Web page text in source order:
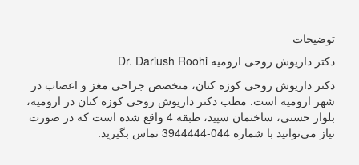
توضیحات
دکتر داریوش روحی ارومیه Dr. Dariush Roohi
دکتر داریوش روحی کوزه کنان، متخصص جراحی مغز و اعصاب در
شهر ارومیه است. مطب دکتر داریوش روحی کوزه کنان در ارومیه،
بلوار حسنی، ساختمان سپید، طبقه 4 واقع شده است که در صورت
نیاز می‌توانید با شماره 044-3944444 تماس بگیرید.